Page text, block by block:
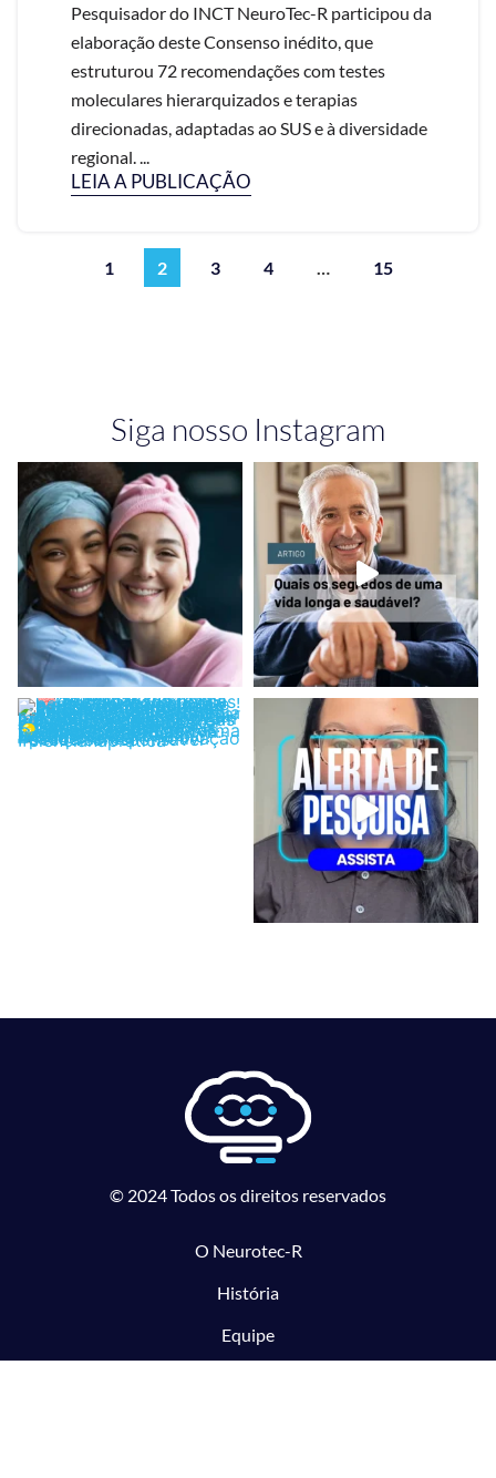
Pesquisador do INCT NeuroTec-R participou da
elaboração deste Consenso inédito, que
estruturou 72 recomendações com testes
moleculares hierarquizados e terapias
direcionadas, adaptadas ao SUS e à diversidade
regional. ...
LEIA A PUBLICAÇÃO
1 2 3 4 15
Siga nosso Instagram
© 2024 Todos os direitos reservados
O Neurotec-R
História
Equipe